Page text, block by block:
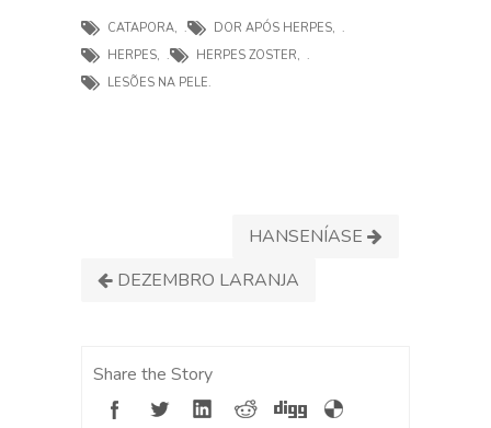
CATAPORA, DOR APÓS HERPES,
HERPES, HERPES ZOSTER,
LESÕES NA PELE.
HANSENÍASE
DEZEMBRO LARANJA
Share the Story